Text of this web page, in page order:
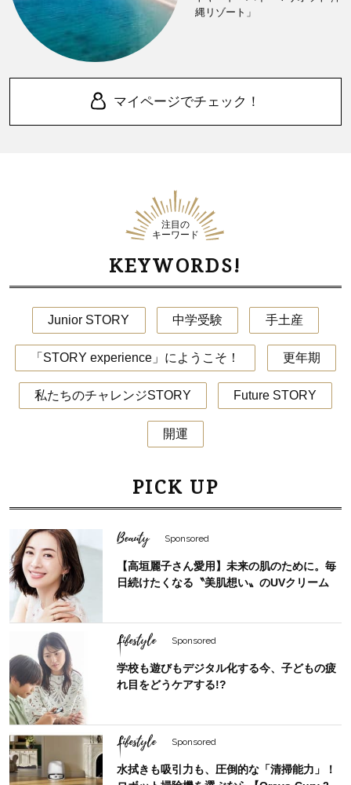
縄リゾート」
マイページでチェック！
注目の
キーワード
KEYWORDS!
Junior STORY 中学受験 手土産
「STORY experience」にようこそ！ 更年期
私たちのチャレンジSTORY Future STORY
開運
PICK UP
Beauty Sponsored
【高垣麗子さん愛用】未来の肌のために。毎
日続けたくなる〝美肌想い〟のUVクリーム
Lifestyle Sponsored
学校も遊びもデジタル化する今、子どもの疲
れ目をどうケアする!?
Lifestyle Sponsored
水拭きも吸引力も、圧倒的な「清掃能力」！